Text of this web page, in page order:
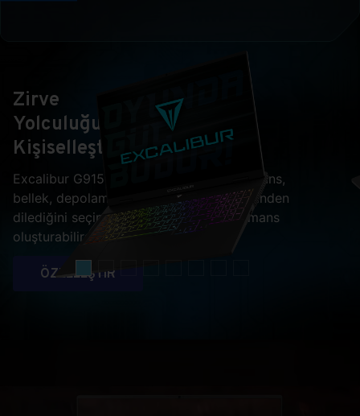
Zirve
Yolculuğunuzu
Kişiselleştirin
Excalibur G915 ile ekran kartı, işlemci, lisans,
bellek, depolama ve hatta ekran çeşitlerinden
dilediğini seçip kendine özel bir performans
oluşturabilirsiniz.
ÖZELLEŞTİR